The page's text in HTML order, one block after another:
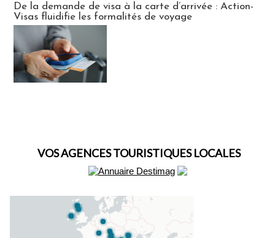
De la demande de visa à la carte d’arrivée : Action-
Visas fluidifie les formalités de voyage
VOS AGENCES TOURISTIQUES LOCALES